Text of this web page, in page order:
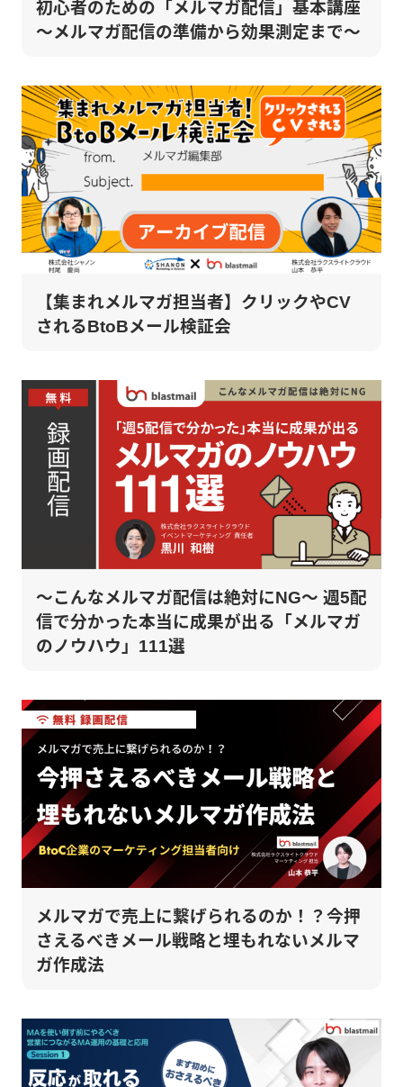
初心者のための「メルマガ配信」基本講座
～メルマガ配信の準備から効果測定まで～
【集まれメルマガ担当者】クリックやCV
されるBtoBメール検証会
～こんなメルマガ配信は絶対にNG～ 週5配
信で分かった本当に成果が出る「メルマガ
のノウハウ」111選
メルマガで売上に繋げられるのか！？今押
さえるべきメール戦略と埋もれないメルマ
ガ作成法